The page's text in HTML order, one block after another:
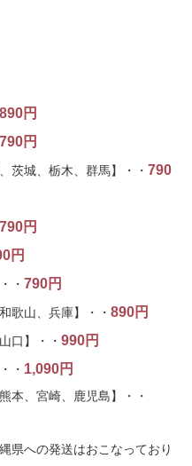
890円
790円
茨城、栃木、群馬】・・ 790
790円
円
・ 790円
歌山、兵庫】・・ 890円
口】・・ 990円
・ 1,090円
本、宮崎、鹿児島】・・
県への発送はおこなっており